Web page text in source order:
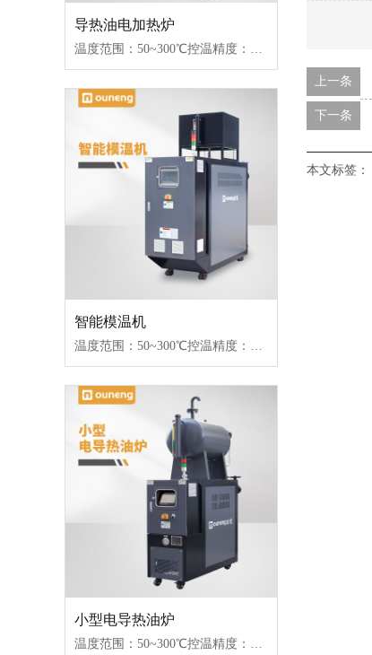
上一条
下一条
本文标签：
导热油电加热炉
智能模温机
温度范围：50~300℃控温精度：±1℃加热功率：18~96kW控制类型：固态继电器/可控硅
小型电导热油炉